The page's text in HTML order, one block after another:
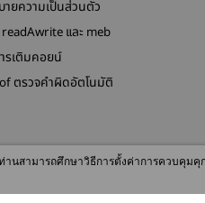
ายความเป็นส่วนตัว
และ meb
รเติมคอยน์
ตรวจคำผิดอัตโนมัติ
Public Company Limited
านสามารถศึกษาวิธีการตั้งค่าการควบคุมคุ